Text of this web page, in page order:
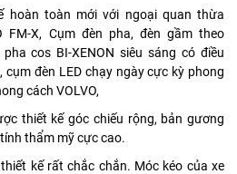
hoàn toàn mới với ngoại quan thừa
FM-X, Cụm đèn pha, đèn gầm theo
cos BI-XENON siêu sáng có điều
đèn LED chạy ngày cực kỳ phong
cách VOLVO,
thiết kế góc chiếu rộng, bản gương
thẩm mỹ cực cao.
kế rất chắc chắn. Móc kéo của xe